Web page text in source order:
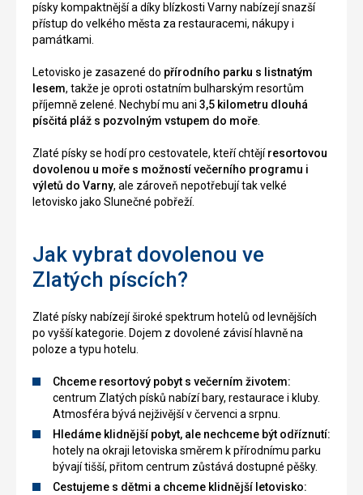
písky kompaktnější a díky blízkosti Varny nabízejí snazší
přístup do velkého města za restauracemi, nákupy i
památkami.
Letovisko je zasazené do přírodního parku s listnatým
lesem, takže je oproti ostatním bulharským resortům
příjemně zelené. Nechybí mu ani 3,5 kilometru dlouhá
písčitá pláž s pozvolným vstupem do moře
Zlaté písky se hodí pro cestovatele, kteří chtějíresortovou
dovolenou u moře s možností večerního programu i
výletů do Varny, ale zároveň nepotřebují tak velké
letovisko jako Slunečné pobřeží.
Jak vybrat dovolenou ve
Zlatých píscích?
Zlaté písky nabízejí široké spektrum hotelů od levnějších
po vyšší kategorie. Dojem z dovolené závisí hlavně na
poloze a typu hotelu.
Chceme resortový pobyt s večerním životem:
centrum Zlatých písků nabízí bary, restaurace i kluby.
Atmosféra bývá nejživější v červenci a srpnu.
Hledáme klidnější pobyt, ale nechceme být odříznutí:
hotely na okraji letoviska směrem k přírodnímu parku
bývají tišší, přitom centrum zůstává dostupné pěšky.
Cestujeme s dětmi a chceme klidnější letovisko: